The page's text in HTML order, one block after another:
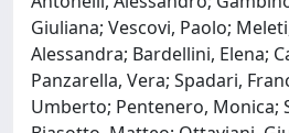
Giuliana; Vescovi, Paolo;
Alessandra; Bardellini, Elena;
Panzarella, Vera; Spadari,
Umberto; Pentenero, Monica;